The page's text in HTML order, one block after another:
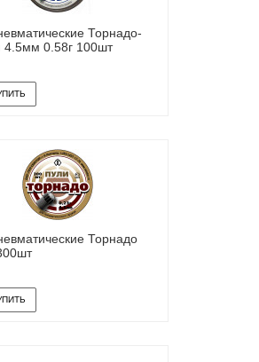
Торнадо-
4.5мм 0.58г 100шт
Торнадо